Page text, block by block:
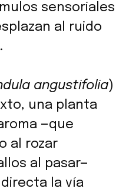
sensoriales
al ruido
angustifolia)
una planta
—que
al rozar
al pasar—
la vía